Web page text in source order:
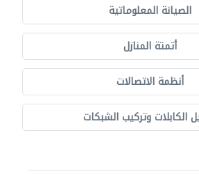
الصيانة المعلوماتية
أتمتة المنازل
أنظمة الاتصالات
الكابلات وتركيب الشبكات